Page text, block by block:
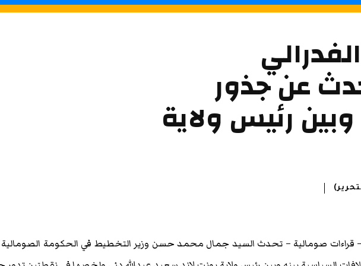
عن جذور
وبين رئيس ولاية
قراءات صومالية – تحدث السيد جمال محمد حسن وزير التخطيط في الحكومة